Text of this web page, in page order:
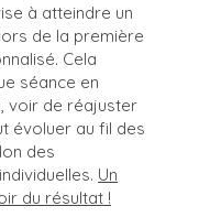
à atteindre un
de la première
Cela
séance en
voir de réajuster
évoluer au fil des
des
Un
du résultat !